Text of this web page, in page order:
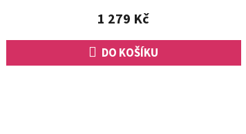
1 279 Kč
DO KOŠÍKU